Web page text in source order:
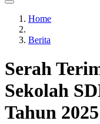
Home
Berita
Serah
Sekolah
Tahun 2025